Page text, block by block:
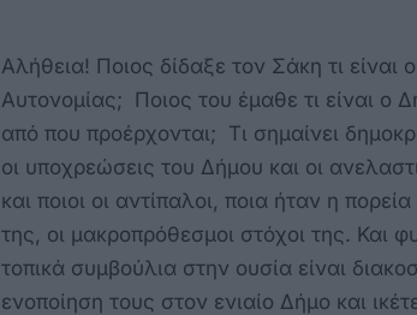
Αλήθεια! Ποιος δίδαξε τον Σάκη τι
Αυτονομίας; Ποιος του έμαθε τι είναι ο
από που προέρχονται; Τι σημαίνει
οι υποχρεώσεις του Δήμου και οι
και ποιοι οι αντίπαλοι, ποια ήταν η
της, οι μακροπρόθεσμοι στόχοι της. Και
τοπικά συμβούλια στην ουσία είναι
ενοποίηση τους στον ενιαίο Δήμο και